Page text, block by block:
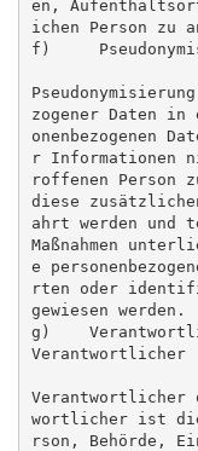
en,
ichen Person zu
f)
zogener Daten
onenbezogenen
r Informationen
roffenen Person
diese
ahrt werden und
Maßnahmen
e
rten oder
gewiesen werden.
g)
Verantwortlicher
Verantwortlicher
wortlicher ist
rson, Behörde,